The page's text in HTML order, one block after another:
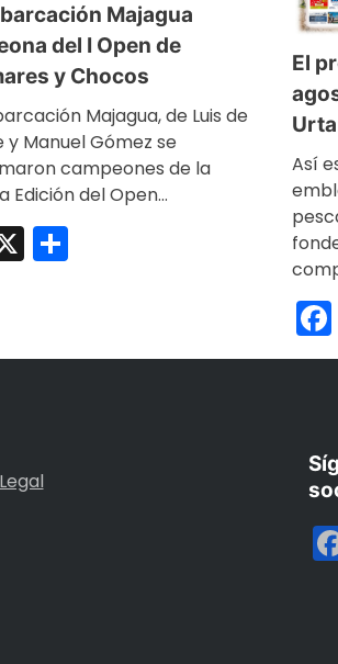
Majagua
del I Open de
y Chocos
Majagua, de Luis de
y Manuel Gómez se
campeones de la
Edición del Open…
X
El
Así